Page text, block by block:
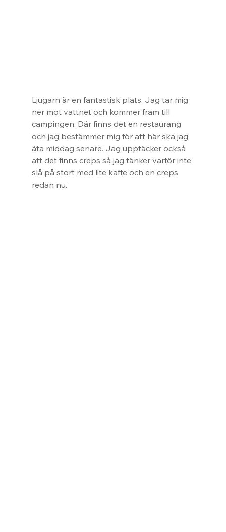
Ljugarn är en fantastisk plats. Jag tar mig
ner mot vattnet och kommer fram till
campingen. Där finns det en restaurang
och jag bestämmer mig för att här ska jag
äta middag senare. Jag upptäcker också
att det finns creps så jag tänker varför inte
slå på stort med lite kaffe och en creps
redan nu.